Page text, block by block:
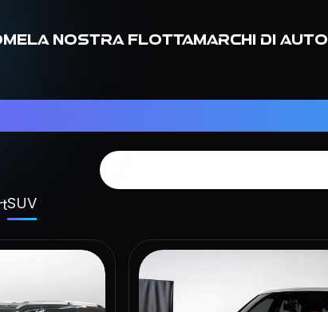
La nostra flotta Marchi di auto
SUV